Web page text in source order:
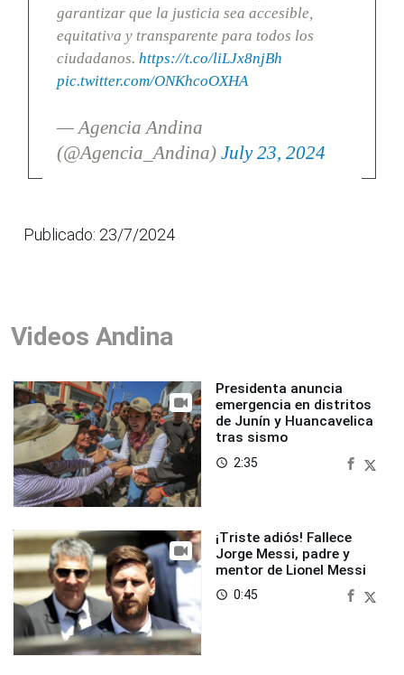
garantizar que la justicia sea accesible,
equitativa y transparente para todos los
ciudadanos. https://t.co/liLJx8njBh
pic.twitter.com/ONKhcoOXHA
— Agencia Andina
(@Agencia_Andina) July 23, 2024
Publicado: 23/7/2024
Videos Andina
Presidenta anuncia
emergencia en distritos
de Junín y Huancavelica
tras sismo
access_time 2:35
¡Triste adiós! Fallece
Jorge Messi, padre y
mentor de Lionel Messi
access_time 0:45